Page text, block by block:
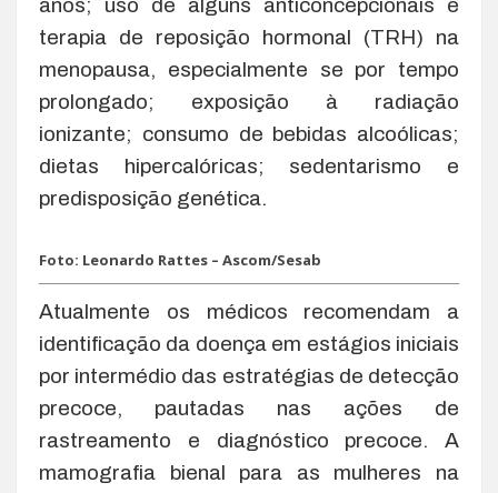
anos; uso de alguns anticoncepcionais e
terapia de reposição hormonal (TRH) na
menopausa, especialmente se por tempo
prolongado; exposição à radiação
ionizante; consumo de bebidas alcoólicas;
dietas hipercalóricas; sedentarismo e
predisposição genética.
Foto: Leonardo Rattes – Ascom/Sesab
Atualmente os médicos recomendam a
identificação da doença em estágios iniciais
por intermédio das estratégias de detecção
precoce, pautadas nas ações de
rastreamento e diagnóstico precoce. A
mamografia bienal para as mulheres na